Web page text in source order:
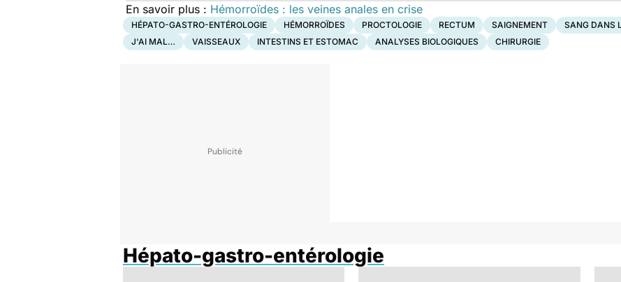
En savoir plus : Hémorroïdes : les veines anales en crise
HÉPATO-GASTRO-ENTÉROLOGIE HÉMORROÏDES PROCTOLOGIE RECTUM SAIGNEMENT SANG DANS
J'AI MAL…
VAISSEAUX INTESTINS ET ESTOMAC ANALYSES BIOLOGIQUES CHIRURGIE
Hépato-gastro-entérologie